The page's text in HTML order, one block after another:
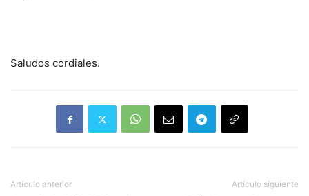
Saludos cordiales.
Artículo anterior Artículo siguiente